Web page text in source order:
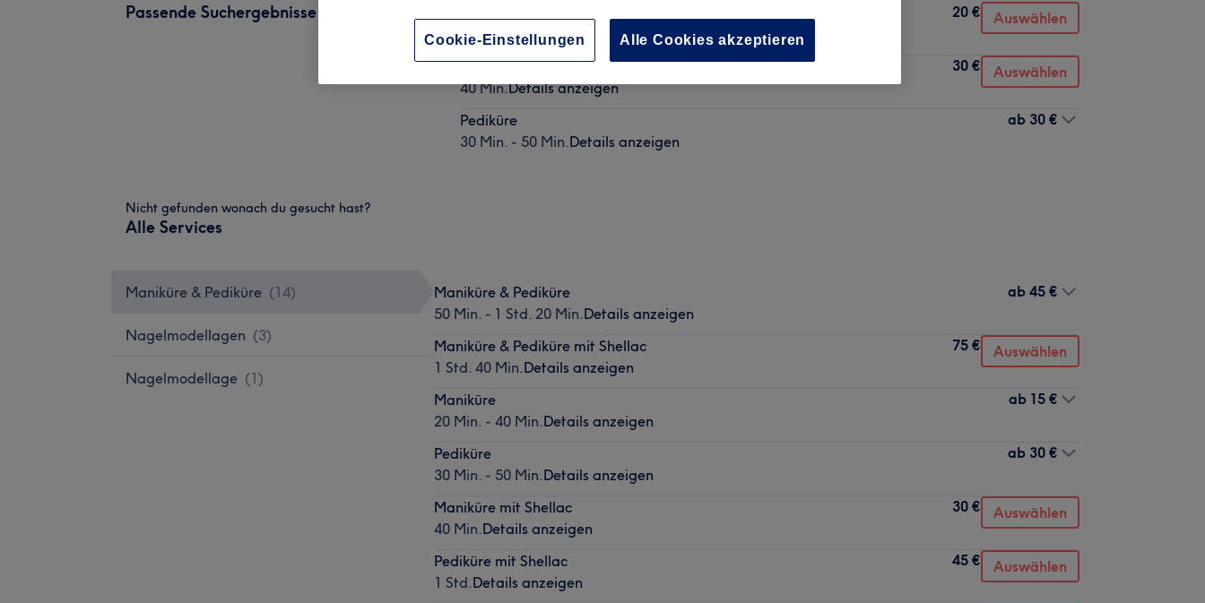
Passende Suchergebnisse
30 Min.Details anzeigen
20 € Auswählen
Maniküre mit Shellac
40 Min.Details anzeigen
30 € Auswählen
Pediküre
30 Min. - 50 Min.Details anzeigen
ab 30 €
Nicht gefunden wonach du gesucht hast?
Alle Services
Maniküre & Pediküre (14)
Nagelmodellagen (3)
Nagelmodellage (1)
Maniküre & Pediküre
50 Min. - 1 Std. 20 Min.Details anzeigen
ab 45 €
Maniküre & Pediküre mit Shellac
1 Std. 40 Min.Details anzeigen
75 € Auswählen
Maniküre
20 Min. - 40 Min.Details anzeigen
ab 15 €
Pediküre
30 Min. - 50 Min.Details anzeigen
ab 30 €
Maniküre mit Shellac
40 Min.Details anzeigen
30 € Auswählen
Pediküre mit Shellac
1 Std.Details anzeigen
45 € Auswählen
Cookie-Einstellungen Alle Cookies akzeptieren